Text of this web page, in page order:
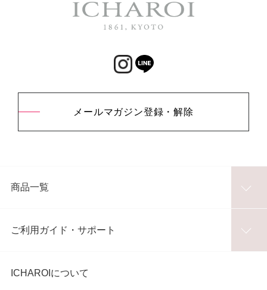
メールマガジン登録・解除
商品一覧
ご利用ガイド・サポート
ICHAROIについて